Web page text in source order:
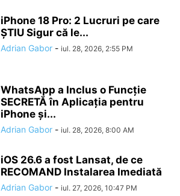
iPhone 18 Pro: 2 Lucruri pe care
ȘTIU Sigur că le...
Adrian Gabor - iul. 28, 2026, 2:55 PM
WhatsApp a Inclus o Funcție
SECRETĂ în Aplicația pentru
iPhone și...
Adrian Gabor - iul. 28, 2026, 8:00 AM
iOS 26.6 a fost Lansat, de ce
RECOMAND Instalarea Imediată
Adrian Gabor - iul. 27, 2026, 10:47 PM